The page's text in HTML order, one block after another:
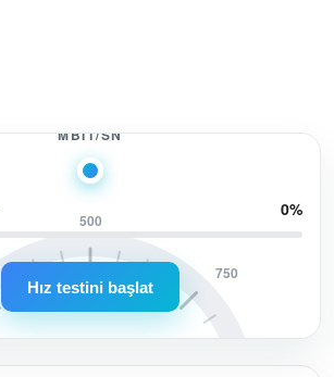
500
750
MBIT/SN
0%
Hız testini başlat